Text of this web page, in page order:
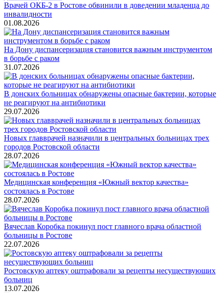
Врачей ОКБ-2 в Ростове обвинили в доведении младенца до
инвалидности
01.08.2026
На Дону диспансеризация становится важным инструментом
в борьбе с раком
31.07.2026
В донских больницах обнаружены опасные бактерии, которые
не реагируют на антибиотики
29.07.2026
Новых главврачей назначили в центральных больницах трех
городов Ростовской области
28.07.2026
Медицинская конференция «Южный вектор качества»
состоялась в Ростове
28.07.2026
Вячеслав Коробка покинул пост главного врача областной
больницы в Ростове
22.07.2026
Ростовскую аптеку оштрафовали за рецепты несуществующих
больниц
13.07.2026